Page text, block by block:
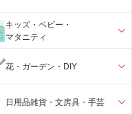
キッズ・ベビー・
マタニティ
花・ガーデン・DIY
日用品雑貨・文房具・手芸